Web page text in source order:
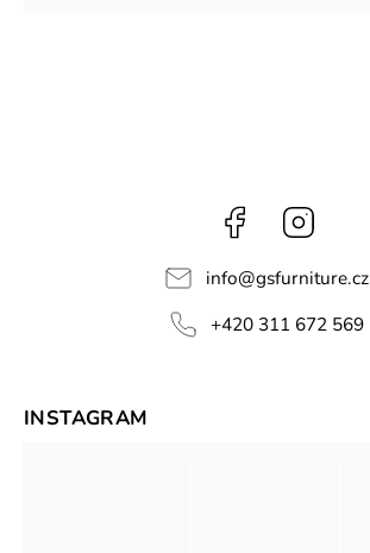
Facebook
info@gsfurniture.cz
+420 311 672 569
INSTAGRAM